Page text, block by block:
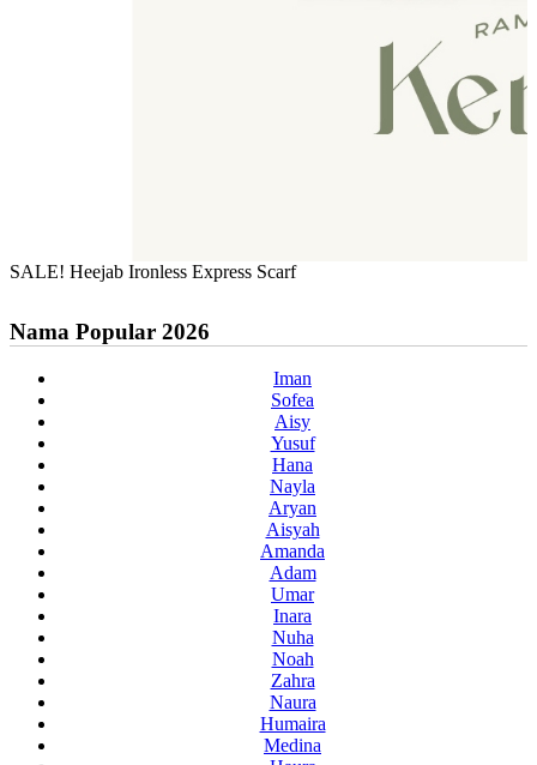
SALE! Heejab Ironless Express Scarf
Nama Popular 2026
Iman
Sofea
Aisy
Yusuf
Hana
Nayla
Aryan
Aisyah
Amanda
Adam
Umar
Inara
Nuha
Noah
Zahra
Naura
Humaira
Medina